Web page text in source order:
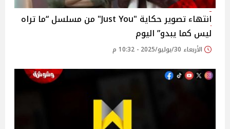
انتهاء تصوير حكاية "Just You" من مسلسل “ما تراه
ليس كما يبدو” اليوم ‎
الأربعاء 30/يوليو/2025 - 10:32 م